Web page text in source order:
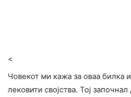
<
Човекот ми кажа за оваа билка
лековити својства. Тој